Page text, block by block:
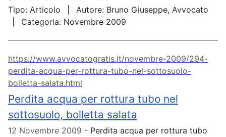
Tipo: Articolo Autore: Bruno Giuseppe, Avvocato
Categoria: Novembre 2009
Perdita acqua per rottura tubo nel
sottosuolo, bolletta salata
https://www.avvocatogratis.it/novembre-2009/294-
perdita-acqua-per-rottura-tubo-nel-sottosuolo-
bolletta-salata.html
12 Novembre 2009
Perdita acqua per rottura tubo